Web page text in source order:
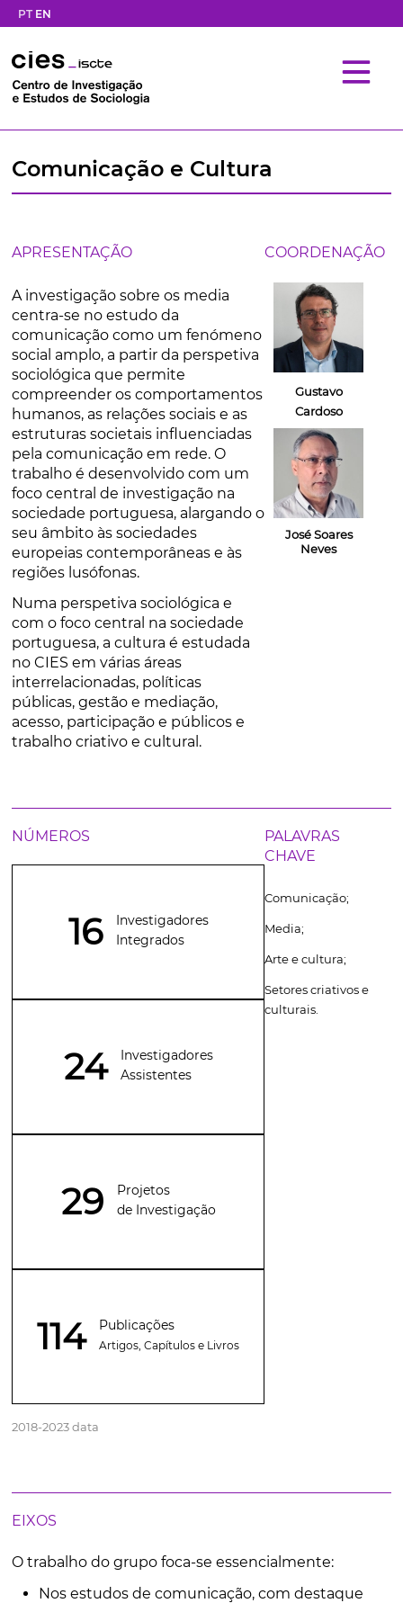
PT EN
Comunicação e Cultura
APRESENTAÇÃO
A investigação sobre os media
centra-se no estudo da
comunicação como um fenómeno
social amplo, a partir da perspetiva
sociológica que permite
compreender os comportamentos
humanos, as relações sociais e as
estruturas societais influenciadas
pela comunicação em rede. O
trabalho é desenvolvido com um
foco central de investigação na
sociedade portuguesa, alargando o
seu âmbito às sociedades
europeias contemporâneas e às
regiões lusófonas.
Numa perspetiva sociológica e
com o foco central na sociedade
portuguesa, a cultura é estudada
no CIES em várias áreas
interrelacionadas, políticas
públicas, gestão e mediação,
acesso, participação e públicos e
trabalho criativo e cultural.
COORDENAÇÃO
Gustavo
Cardoso
José Soares
Neves
NÚMEROS
16
Investigadores
Integrados
24
Investigadores
Assistentes
29
Projetos
de Investigação
114 Publicações
Artigos, Capítulos e Livros
2018-2023 data
PALAVRAS
CHAVE
Comunicação;
Media;
Arte e cultura;
Setores criativos e
culturais.
EIXOS
O trabalho do grupo foca-se essencialmente:
Nos estudos de comunicação, com destaque